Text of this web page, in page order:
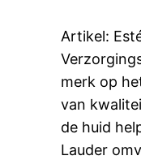
Artikel:
merk op
van
de huid
Lauder